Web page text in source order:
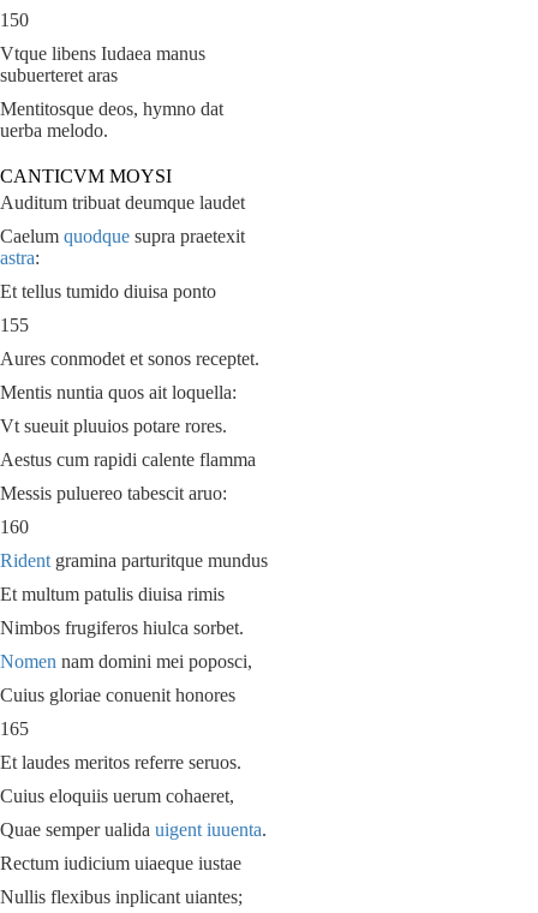
150
Vtque libens Iudaea manus
subuerteret aras
Mentitosque deos, hymno dat
uerba melodo.
CANTICVM MOYSI
Auditum tribuat deumque laudet
Caelum quodque supra praetexit
astra:
Et tellus tumido diuisa ponto
155
Aures conmodet et sonos receptet.
Mentis nuntia quos ait loquella:
Vt sueuit pluuios potare rores.
Aestus cum rapidi calente flamma
Messis puluereo tabescit aruo:
160
Rident gramina parturitque mundus
Et multum patulis diuisa rimis
Nimbos frugiferos hiulca sorbet.
Nomen nam domini mei poposci,
Cuius gloriae conuenit honores
165
Et laudes meritos referre seruos.
Cuius eloquiis uerum cohaeret,
Quae semper ualida uigent iuuenta.
Rectum iudicium uiaeque iustae
Nullis flexibus inplicant uiantes;